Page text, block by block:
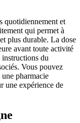
quotidiennement et
qui permet à
plus durable. La dose
avant toute activité
du
Vous pouvez
une pharmacie
une expérience de